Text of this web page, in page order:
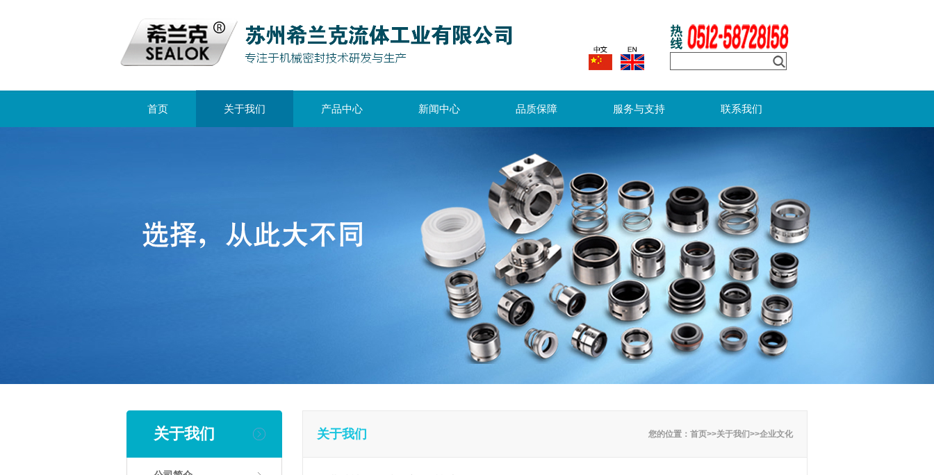
首页 关于我们 产品中心 新闻中心 品质保障 服务与支持 联系我们
关于我们 关于我们 您的位置： 首页>>关于我们>>企业文化